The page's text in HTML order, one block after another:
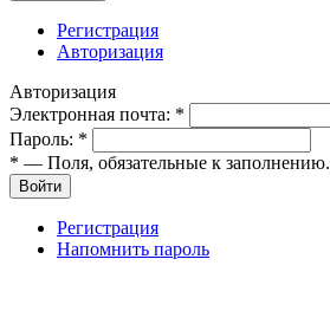
Регистрация
Авторизация
Авторизация
Электронная почта: *
Пароль: *
* — Поля, обязательные к заполнению.
Войти
Регистрация
Напомнить пароль